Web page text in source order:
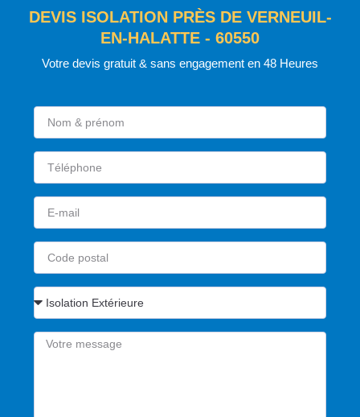
DEVIS ISOLATION PRÈS DE VERNEUIL-
EN-HALATTE - 60550
Votre devis gratuit & sans engagement en 48 Heures